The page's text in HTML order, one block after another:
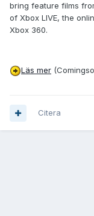
bring feature films
of Xbox LIVE, the
Xbox 360.
Läs mer
Citera